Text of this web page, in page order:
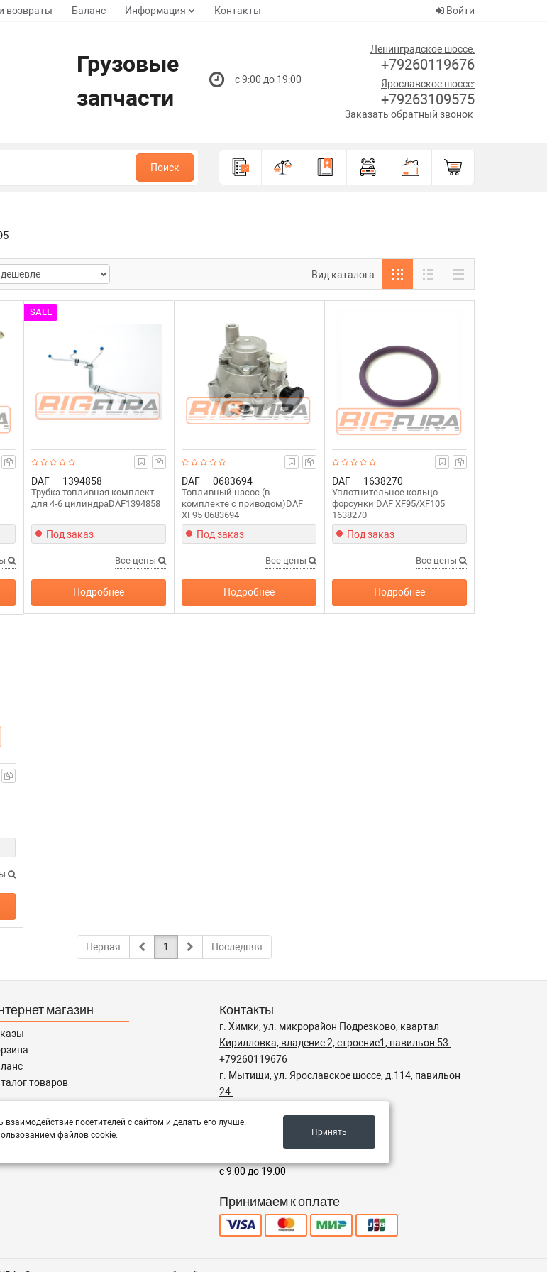
возвраты Баланс Информация Контакты Войти
Грузовые
запчасти
с 9:00 до 19:00
Ленинградское шоссе:
+79260119676
Ярославское шоссе:
+79263109575
Заказать обратный звонок
Поиск
Вид каталога
DAF 1394858
Трубка топливная комплект
для 4-6 цилиндраDAF1394858
SALE
Под заказ
Все цены
Подробнее
DAF 0683694
Топливный насос (в
комплекте с приводом)DAF
XF95 0683694
Под заказ
Все цены
Подробнее
DAF 1638270
Уплотнительное кольцо
форсунки DAF XF95/XF105
1638270
Под заказ
Все цены
Подробнее
Первая 1 Последняя
магазин
товаров
Контакты
г. Химки, ул. микрорайон Подрезково, квартал
Кирилловка, владение 2, строение1, павильон 53.
+79260119676
г. Мытищи, ул. Ярославское шоссе, д.114, павильон
24.
info@bigfura.ru
Режим работы
с 9:00 до 19:00
Принимаем к оплате
посетителей с сайтом и делать его лучше.
файлов cookie.
Принять